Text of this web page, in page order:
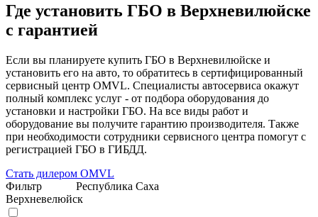
Где установить ГБО в Верхневилюйске
с гарантией
Если вы планируете купить ГБО в Верхневилюйске и
установить его на авто, то обратитесь в сертифицированный
сервисный центр OMVL. Специалисты автосервиса окажут
полный комплекс услуг - от подбора оборудования до
установки и настройки ГБО. На все виды работ и
оборудование вы получите гарантию производителя. Также
при необходимости сотрудники сервисного центра помогут с
регистрацией ГБО в ГИБДД.
Стать дилером OMVL
Фильтр
Республика Саха
Верхневелюйск